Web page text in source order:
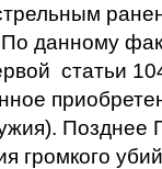
данному
статьи
Позднее
громкого